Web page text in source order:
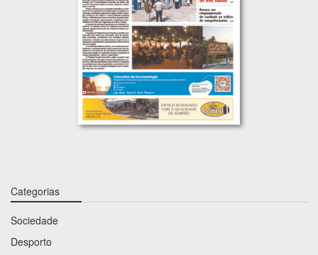
Categorias
Sociedade
Desporto